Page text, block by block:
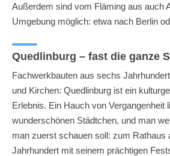
Außerdem sind vom Fläming aus auch
Umgebung möglich: etwa nach Berlin
Quedlinburg – fast die ganze
Fachwerkbauten aus sechs
und Kirchen: Quedlinburg ist ein
Erlebnis. Ein Hauch von Vergangenheit
wunderschönen Städtchen, und man
man zuerst schauen soll: zum Rathaus
Jahrhundert mit seinem prächtigen